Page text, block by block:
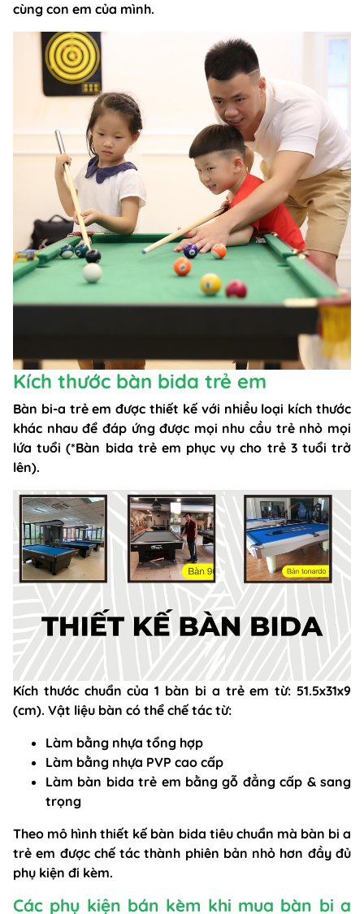
cùng con em của mình.
Kích thước bàn bida trẻ em
Bàn bi-a trẻ em được thiết kế với nhiều loại kích thước
khác nhau để đáp ứng được mọi nhu cầu trẻ nhỏ mọi
lứa tuổi (*Bàn bida trẻ em phục vụ cho trẻ 3 tuổi trở
lên).
Kích thước chuẩn của 1 bàn bi a trẻ em từ: 51.5x31x9
(cm). Vật liệu bàn có thể chế tác từ:
Làm bằng nhựa tổng hợp
Làm bằng nhựa PVP cao cấp
Làm bàn bida trẻ em bằng gỗ đẳng cấp & sang
trọng
Theo mô hìnhthiết kế bàn bida tiêu chuẩn mà bàn bi a
trẻ em được chế tác thành phiên bản nhỏ hơn đầy đủ
phụ kiện đi kèm.
Các phụ kiện bán kèm khi mua bàn bi a